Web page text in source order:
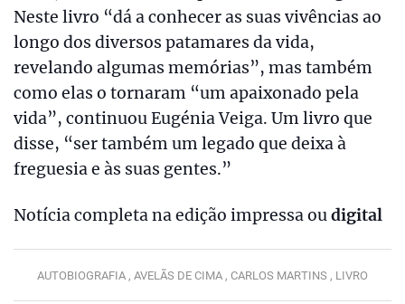
Neste livro “dá a conhecer as suas vivências ao
longo dos diversos patamares da vida,
revelando algumas memórias”, mas também
como elas o tornaram “um apaixonado pela
vida”, continuou Eugénia Veiga. Um livro que
disse, “ser também um legado que deixa à
freguesia e às suas gentes.”
Notícia completa na edição impressa oudigital
AUTOBIOGRAFIA , AVELÃS DE CIMA , CARLOS MARTINS , LIVRO